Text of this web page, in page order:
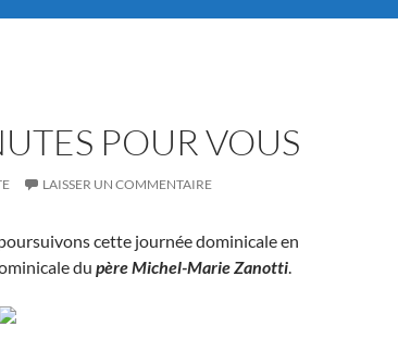
POUR VOUS
LAISSER UN COMMENTAIRE
cette journée dominicale en
du père Michel-Marie Zanotti.